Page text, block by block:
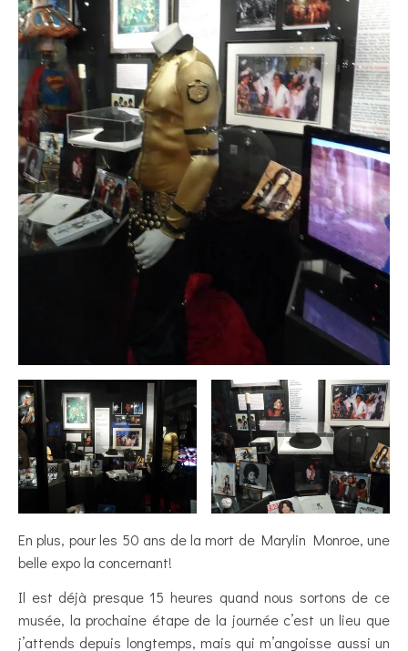
En plus, pour les 50 ans de la mort de Marylin Monroe, une
belle expo la concernant!
Il est déjà presque 15 heures quand nous sortons de ce
musée, la prochaine étape de la journée c’est un lieu que
j’attends depuis longtemps, mais qui m’angoisse aussi un